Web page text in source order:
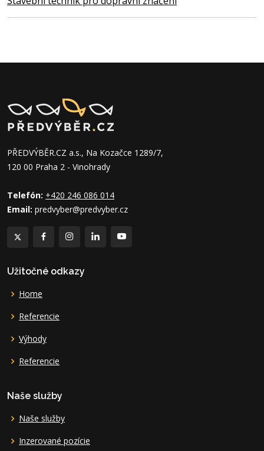
PŘEDVÝBĚR.CZ a.s., Na Kozačce 1289/7,
120 00 Praha 2 - Vinohrady
Telefón: +420 246 086 014
Email: predvyber@predvyber.cz
Užitočné odkazy
Home
Referencie
Výhody
Referencie
Naše služby
Naše služby
Inzerované pozície